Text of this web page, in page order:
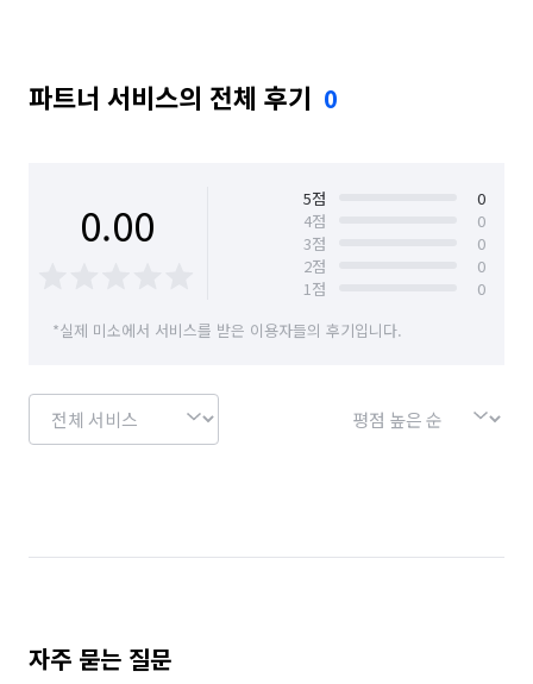
파트너 서비스의 전체 후기 0
0.00 5점
0
4점
0
3점
0
2점
0
1점
0
*실제 미소에서 서비스를 받은 이용자들의 후기입니다.
자주 묻는 질문